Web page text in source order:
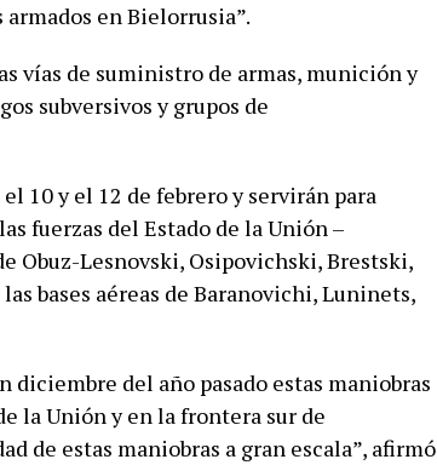
en Bielorrusia”.
vías de suministro de armas, munición y
subversivos y grupos de
10 y el 12 de febrero y servirán para
fuerzas del Estado de la Unión –
Obuz-Lesnovski, Osipovichski, Brestski,
bases aéreas de Baranovichi, Luninets,
diciembre del año pasado estas maniobras
la Unión y en la frontera sur de
de estas maniobras a gran escala”, afirmó